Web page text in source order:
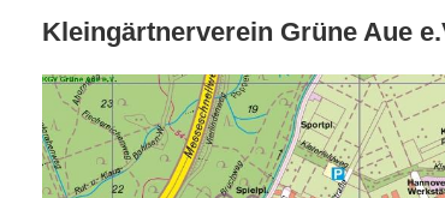
Kleingärtnerverein Grüne Aue